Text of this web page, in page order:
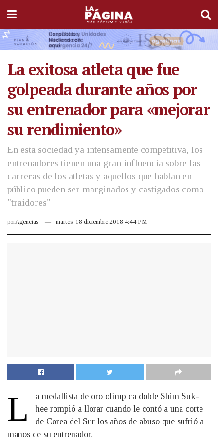
La exitosa atleta que fue
golpeada durante años por
su entrenador para «mejorar
su rendimiento»
En esta sociedad ya intensamente competitiva, los
entrenadores tienen una gran influencia sobre las
carreras de los atletas y aquellos que hablan en
público pueden ser marginados y castigados como
"traidores"
porAgencias martes, 18 diciembre 2018 4:44 PM
L
a medallista de oro olímpica doble Shim Suk-
hee rompió a llorar cuando le contó a una corte
de Corea del Sur los años de abuso que sufrió a
manos de su entrenador.